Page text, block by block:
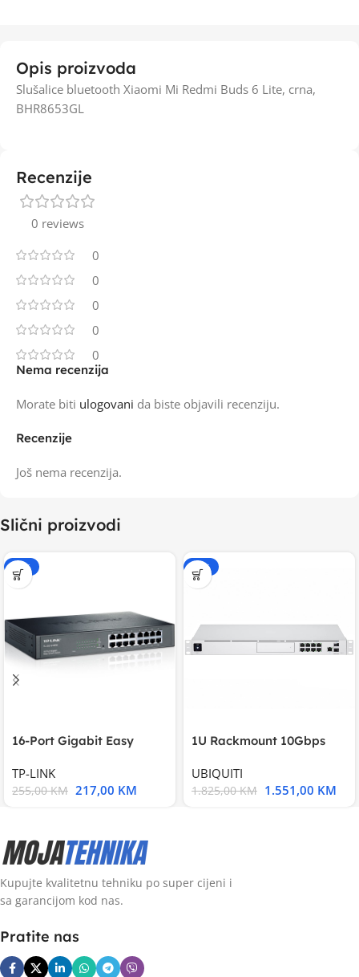
Opis proizvoda
Slušalice bluetooth Xiaomi Mi Redmi Buds 6 Lite, crna,
BHR8653GL
Recenzije
0 reviews
0
0
0
0
0
Recenzije
Još nema recenzija.
Nema recenzija
Morate biti ulogovani da biste objavili recenziju.
Slični proizvodi
-15%
16-Port Gigabit Easy
TP-LINK
255,00KM 217,00 KM
-15%
1U Rackmount 10Gbps
UBIQUITI
1.825,00KM 1.551,00 KM
Kupujte kvalitetnu tehniku po super cijeni i
sa garancijom kod nas.
Pratite nas